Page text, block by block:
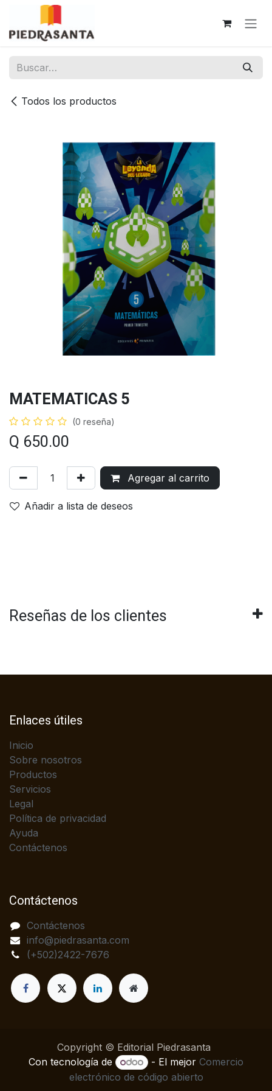
Ir al contenido
Todos los productos
MATEMATICAS 5
(0 reseña)
Q 650.00
Agregar al carrito
Añadir a lista de deseos
Reseñas de los clientes
Enlaces útiles
Inicio
Sobre nosotros
Productos
Servicios
Legal
Política de privacidad
Ayuda
Contáctenos
Contáctenos
Contáctenos
info@piedrasanta.com
(+502)2422-7676
Copyright © Editorial Piedrasanta
Con tecnología de
- El mejorComercio
electrónico de código abierto